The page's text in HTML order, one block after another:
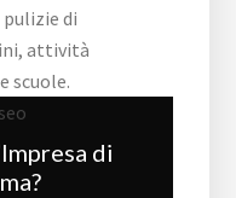
di
attività
scuole.
di